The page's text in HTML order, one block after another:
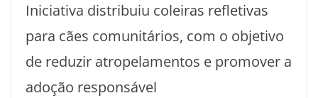
Iniciativa distribuiu coleiras refletivas
para cães comunitários, com o objetivo
de reduzir atropelamentos e promover a
adoção responsável